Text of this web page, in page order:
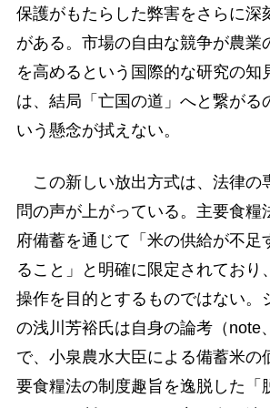
保護がもたらした弊害をさらに深
がある。市場の自由な競争が農業
を高めるという国際的な研究の知
は、結局「亡国の道」へと繋がる
いう懸念が拭えない。
この新しい放出方式は、法律の
問の声が上がっている。主要食糧
府備蓄を通じて「米の供給が不足
ること」と明確に限定されており
操作を目的とするものではない。
の浅川芳裕氏は自身の論考（note
で、小泉農水大臣による備蓄米の
要食糧法の制度趣旨を逸脱した「